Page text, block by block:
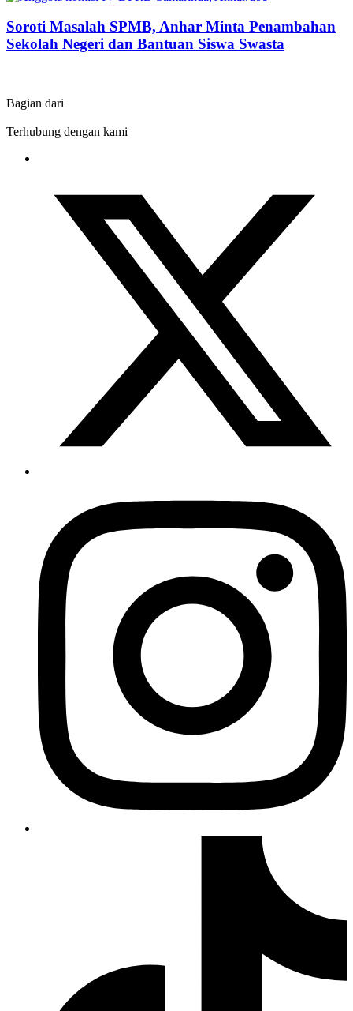
Soroti Masalah SPMB, Anhar Minta Penambahan
Sekolah Negeri dan Bantuan Siswa Swasta
Bagian dari
Terhubung dengan kami